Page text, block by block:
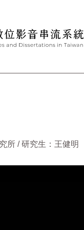
所 / 研究生：王健明